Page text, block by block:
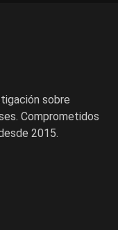
sobre
Comprometidos
2015.